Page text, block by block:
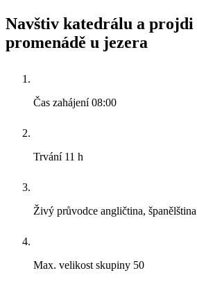
Navštiv katedrálu a projdi
promenádě u jezera
Čas zahájení08:00
Trvání 11 h
Živý průvodce angličtina, španělština
Max. velikost skupiny 50